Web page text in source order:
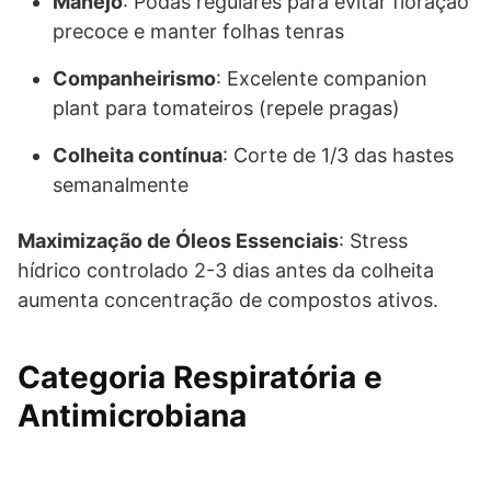
precoce e manter folhas tenras
Companheirismo: Excelente companion
plant para tomateiros (repele pragas)
Colheita contínua: Corte de 1/3 das hastes
semanalmente
Maximização de Óleos Essenciais: Stress
hídrico controlado 2-3 dias antes da colheita
aumenta concentração de compostos ativos.
Categoria Respiratória e
Antimicrobiana